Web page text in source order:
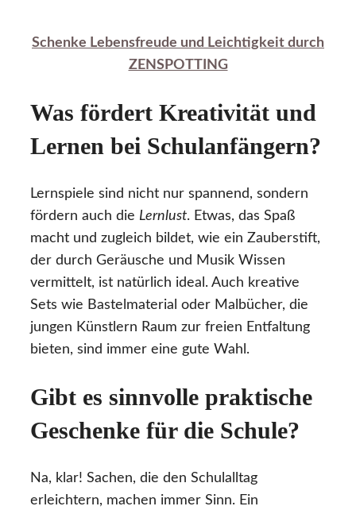
Schenke Lebensfreude und Leichtigkeit durch
ZENSPOTTING
Was fördert Kreativität und
Lernen bei Schulanfängern?
Lernspiele sind nicht nur spannend, sondern
fördern auch die Lernlust. Etwas, das Spaß
macht und zugleich bildet, wie ein Zauberstift,
der durch Geräusche und Musik Wissen
vermittelt, ist natürlich ideal. Auch kreative
Sets wie Bastelmaterial oder Malbücher, die
jungen Künstlern Raum zur freien Entfaltung
bieten, sind immer eine gute Wahl.
Gibt es sinnvolle praktische
Geschenke für die Schule?
Na, klar! Sachen, die den Schulalltag
erleichtern, machen immer Sinn. Ein